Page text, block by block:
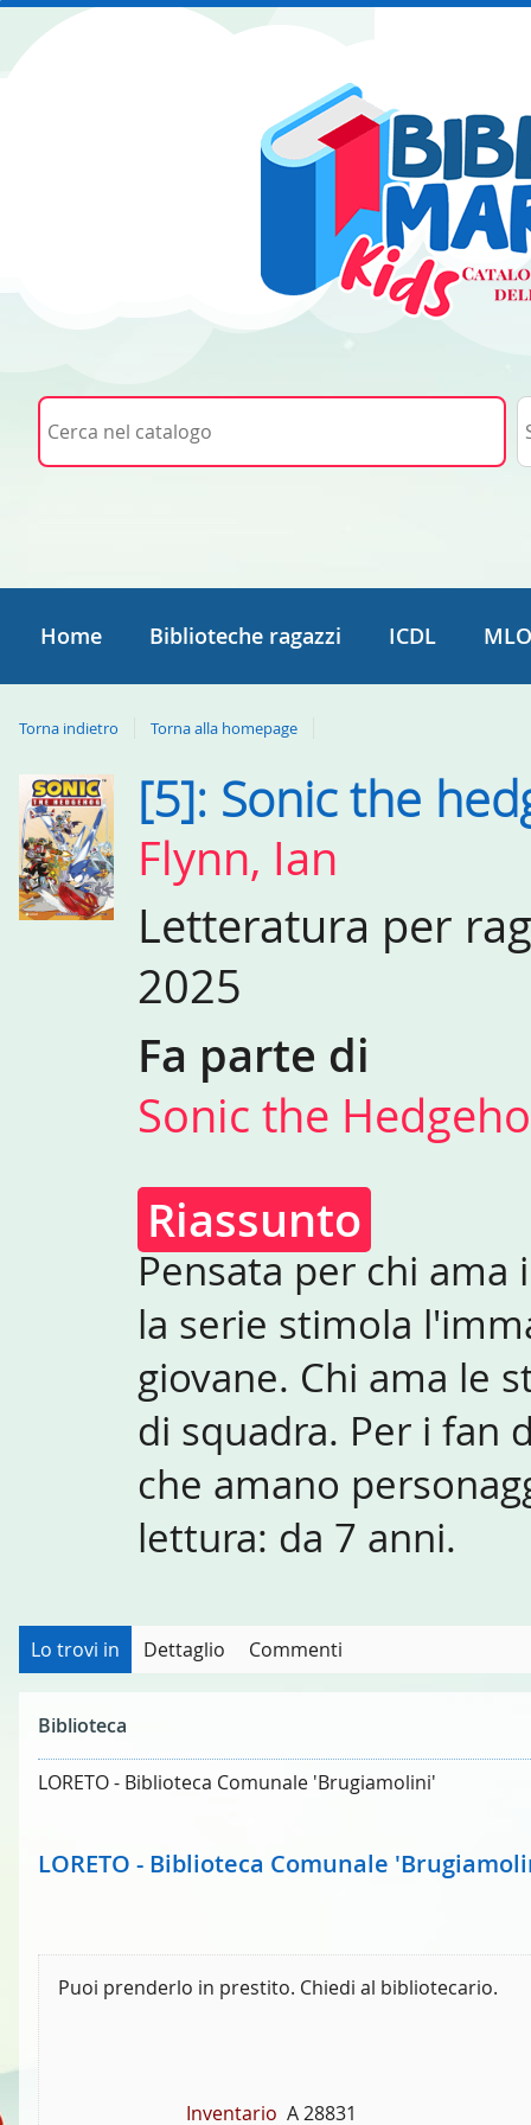
Cerca su "Cerca nel catalogo"
Home Biblioteche ragazzi ICDL
Torna indietro Torna alla homepage
Dettaglio
del
documento
[5]: Sonic the
Flynn, Ian
Letteratura per
2025
Fa parte di
Sonic the
Riassunto
Pensata per chi ama
la serie stimola
giovane. Chi ama le
di squadra. Per i fan
che amano
lettura: da 7 anni.
Lo trovi in Dettaglio Commenti
Biblioteca
LORETO - Biblioteca Comunale 'Brugiamolini'
LORETO - Biblioteca Comunale
Puoi prenderlo in prestito. Chiedi al bibliotecario.
Inventario A 28831